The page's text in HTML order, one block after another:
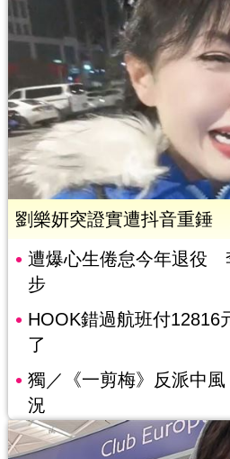
劉樂妍突證實遭抖音重錘
遭爆心生倦怠今年退役
步
HOOK錯過航班付12816
了
獨／《一剪梅》反派中
況